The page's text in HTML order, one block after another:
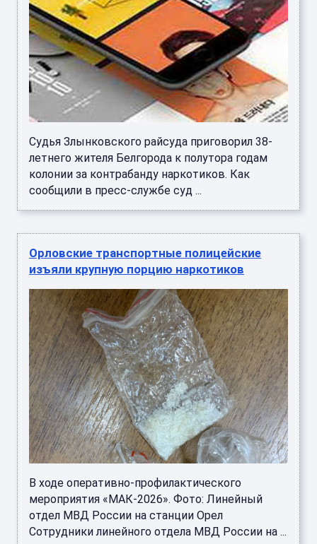
Судья Злынковского райсуда приговорил 38-
летнего жителя Белгорода к полутора годам
колонии за контрабанду наркотиков. Как
сообщили в пресс-службе суд ...
Орловские транспортные полицейские
изъяли крупную порцию наркотиков
В ходе оперативно-профилактического
мероприятия «МАК-2026». Фото: Линейный
отдел МВД России на станции Орел
Сотрудники линейного отдела МВД России на ...